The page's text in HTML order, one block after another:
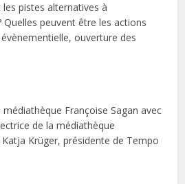
pistes alternatives à
Quelles peuvent être les actions
ouverture des
médiathèque Françoise Sagan avec
de la médiathèque
Krüger, présidente de Tempo